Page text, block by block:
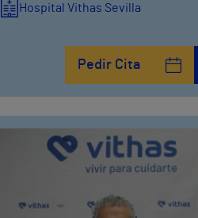
Hospital Vithas Sevilla
Pedir Cita